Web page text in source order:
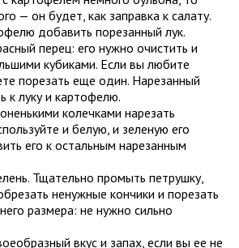
— он будет, как заправка к салату.
добавить порезанный лук.
перец: его нужно очистить и
кубиками. Если вы любите
порезать еще один. Нарезанный
к луку и картофелю.
колечками нарезать
и белую, и зеленую его
его к остальным нарезанным
Тщательно промыть петрушку,
ненужные кончики и порезать
размера: не нужно сильно
вкус и запах, если вы ее не